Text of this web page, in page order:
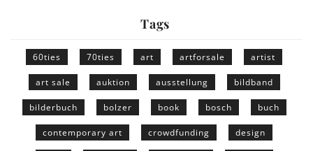
Tags
60ties 70ties art artforsale artist
art sale auktion ausstellung bildband
bilderbuch bolzer book bosch buch
contemporary art crowdfunding design